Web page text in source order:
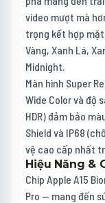
video mượt mà
trọng kết hợp mặt
Vàng, Xanh Lá,
Midnight.
Màn hình Super
Wide Color và độ
HDR) đảm bảo
Shield và IP68
vệ cao cấp nhất
Hiệu Năng &
Chip Apple A15
Pro — mang đến